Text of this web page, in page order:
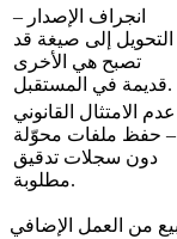
انجراف الإصدار –
التحويل إلى صيغة قد
تصبح هي الأخرى
قديمة في المستقبل.
عدم الامتثال القانوني
– حفظ ملفات محوّلة
دون سجلات تدقيق
مطلوبة.